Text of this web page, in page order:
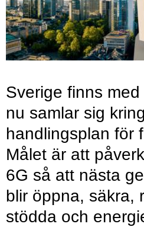
Sverige finns
nu samlar sig
handlingsplan för
Målet är att
6G så att nästa
blir öppna, säkra,
stödda och